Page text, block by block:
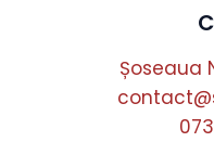
Șoseaua